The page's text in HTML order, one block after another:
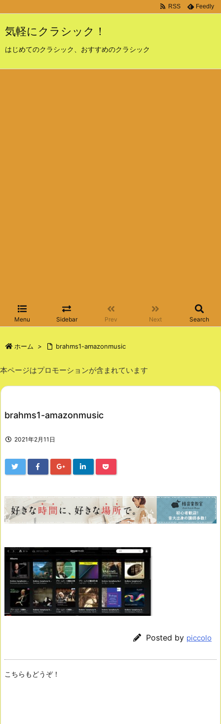
気軽にクラシック！
はじめてのクラシック、おすすめのクラシック
Menu Sidebar Prev Next Search
RSS Feedly
ホーム > brahms1-amazonmusic
本ページはプロモーションが含まれています
brahms1-amazonmusic
2021年2月11日
Posted by piccolo
こちらもどうぞ！